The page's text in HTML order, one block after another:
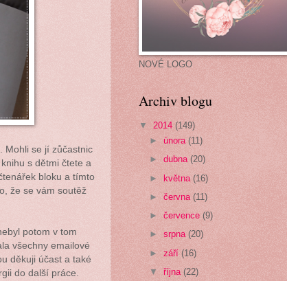
Mohli se jí zůčastnic
s dětmi čtete a
bloku a tímto
že se vám soutěž
potom v tom
všechny emailové
děkuji účast a také
do další práce.
NOVÉ LOGO
Archiv blogu
▼ 2014 (149)
►února(11)
►dubna(20)
►května(16)
►června(11)
►července(9)
►srpna(20)
►září(16)
▼října(22)